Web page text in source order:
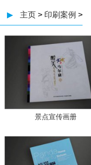
▶ 主页 > 印刷案例 >
景点宣传画册